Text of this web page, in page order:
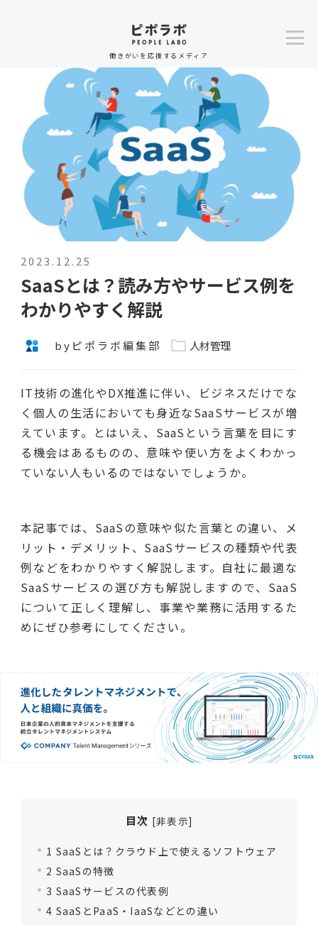
働きがいを応援するメディア
2023.12.25
SaaSとは？読み方やサービス例を
わかりやすく解説
byピポラボ編集部 人材管理
IT技術の進化やDX推進に伴い、ビジネスだけでな
く個人の生活においても身近なSaaSサービスが増
えています。とはいえ、SaaSという言葉を目にす
る機会はあるものの、意味や使い方をよくわかっ
ていない人もいるのではないでしょうか。
本記事では、SaaSの意味や似た言葉との違い、メ
リット・デメリット、SaaSサービスの種類や代表
例などをわかりやすく解説します。自社に最適な
SaaSサービスの選び方も解説しますので、SaaS
について正しく理解し、事業や業務に活用するた
めにぜひ参考にしてください。
目次 [非表示]
1 SaaSとは？クラウド上で使えるソフトウェア
2 SaaSの特徴
3 SaaSサービスの代表例
4 SaaSとPaaS・IaaSなどとの違い